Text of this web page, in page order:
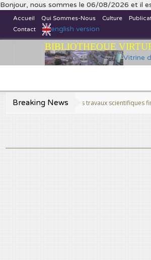
Bonjour, nous sommes le 06/08/2026 et il
Accueil Qui Sommes-Nous Culture
Contact
english version
Vitrine
BIBLIOTHEQUE
Breaking News
gratuitement des travaux scientifiques fins